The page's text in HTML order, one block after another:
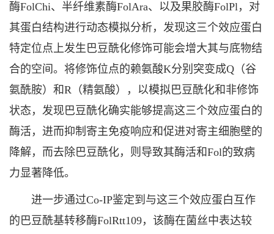
酶FolChi、半纤维素酶FolAra、以及果胶酶FolPl，对
其蛋白结构进行动态模拟分析，发现这三个效应蛋白
特定位点上发生巴豆酰化修饰可能会增大其与底物结
合的空间。将修饰位点的赖氨酸K分别突变成Q（谷
氨酰胺）和R（精氨酸），以模拟巴豆酰化和非修饰
状态，发现巴豆酰化确实能够提高这三个效应蛋白的
酶活，进而抑制寄主免疫响应和促进对寄主细胞壁的
降解，而去除巴豆酰化，则导致其酶活和Fol的致病
力显著降低。
进一步通过Co-IP鉴定到与这三个效应蛋白互作
的巴豆酰基转移酶FolRtt109，该酶在菌丝中表达较